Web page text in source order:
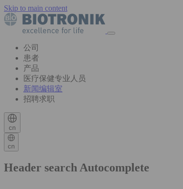
Skip to main content
公司
患者
产品
医疗保健专业人员
新闻编辑室
招聘求职
cn
cn
Header search Autocomplete